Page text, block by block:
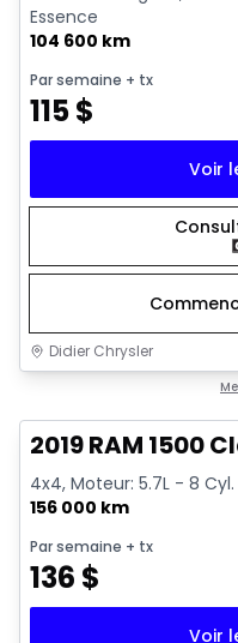
Essence
104 600 km
Par semaine + tx
115$
Voir
Didier Chrysler
2019 RAM 1500
4x4, Moteur: 5.7L - 8
156 000 km
Par semaine + tx
136 $
Voir